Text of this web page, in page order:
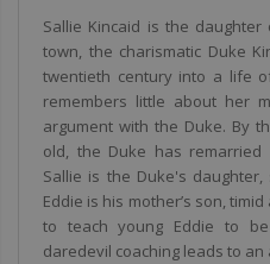
Sallie Kincaid is the
town, the charismatic Duke
twentieth century into a life
remembers little about her
argument with the Duke. By
old, the Duke has
Sallie is the Duke's
Eddie is his mother’s son,
to teach young Eddie to
daredevil coaching leads to an